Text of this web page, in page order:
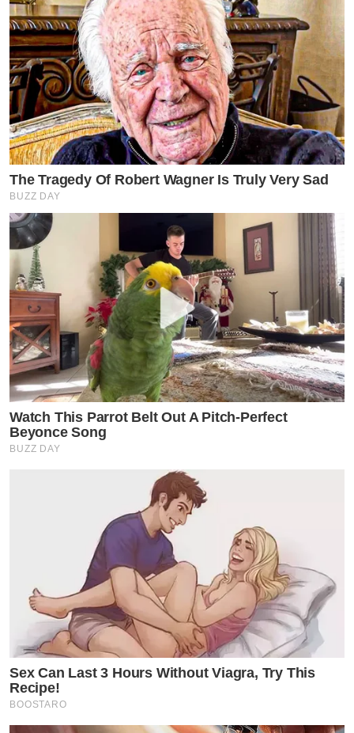
The Tragedy Of Robert Wagner Is Truly Very Sad
BUZZ DAY
Watch This Parrot Belt Out A Pitch-Perfect
Beyonce Song
BUZZ DAY
Sex Can Last 3 Hours Without Viagra, Try This
Recipe!
BOOSTARO